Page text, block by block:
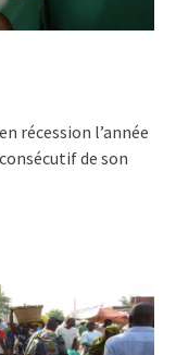
récession l’année
de son